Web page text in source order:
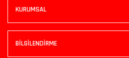
KURUMSAL
BİLGİLENDİRME